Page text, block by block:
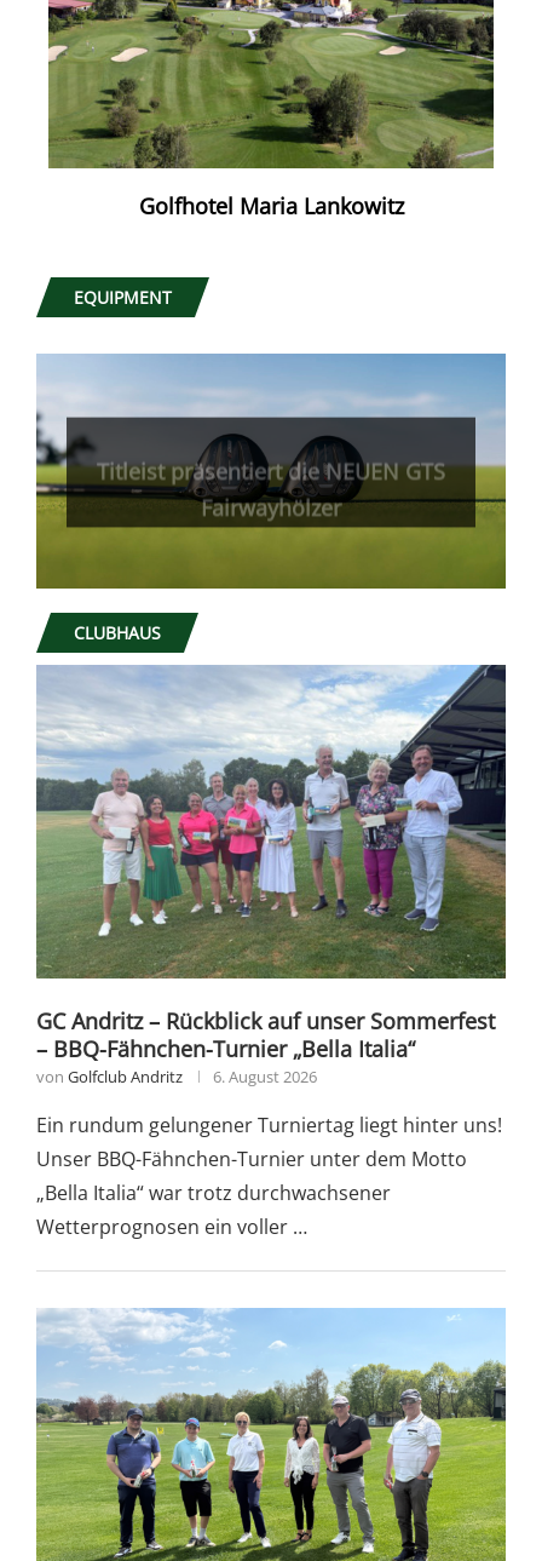
Golfhotel Maria Lankowitz
EQUIPMENT
Titleist präsentiert die NEUEN GTS
Fairwayhölzer
CLUBHAUS
GC Andritz – Rückblick auf unser Sommerfest
– BBQ-Fähnchen-Turnier „Bella Italia“
von Golfclub Andritz 6. August 2026
Ein rundum gelungener Turniertag liegt hinter uns!
Unser BBQ-Fähnchen-Turnier unter dem Motto
„Bella Italia“ war trotz durchwachsener
Wetterprognosen ein voller …